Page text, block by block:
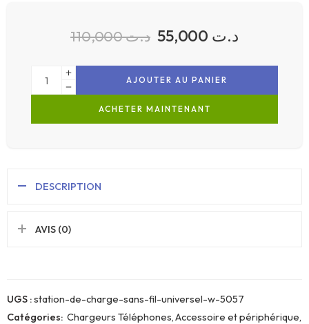
د.ت110,000 د.ت
AJOUTER AU PANIER
ACHETER MAINTENANT
DESCRIPTION
AVIS (0)
UGS :station-de-charge-sans-fil-universel-w-5057
Catégories: Chargeurs Téléphones,Accessoire et périphérique,